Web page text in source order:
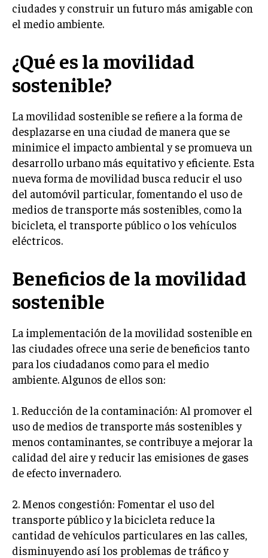
ciudades y construir un futuro más amigable con
el medio ambiente.
¿Qué es la movilidad
sostenible?
La movilidad sostenible se refiere a la forma de
desplazarse en una ciudad de manera que se
minimice el impacto ambiental y se promueva un
desarrollo urbano más equitativo y eficiente. Esta
nueva forma de movilidad busca reducir el uso
del automóvil particular, fomentando el uso de
medios de transporte más sostenibles, como la
bicicleta, el transporte público o los vehículos
eléctricos.
Beneficios de la movilidad
sostenible
La implementación de la movilidad sostenible en
las ciudades ofrece una serie de beneficios tanto
para los ciudadanos como para el medio
ambiente. Algunos de ellos son:
1. Reducción de la contaminación: Al promover el
uso de medios de transporte más sostenibles y
menos contaminantes, se contribuye a mejorar la
calidad del aire y reducir las emisiones de gases
de efecto invernadero.
2. Menos congestión: Fomentar el uso del
transporte público y la bicicleta reduce la
cantidad de vehículos particulares en las calles,
disminuyendo así los problemas de tráfico y